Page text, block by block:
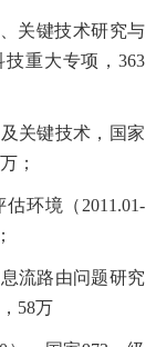
关键技术研究与
技重大专项，363
关键技术，国家
；
环境（2011.01-
流路由问题研究
58万